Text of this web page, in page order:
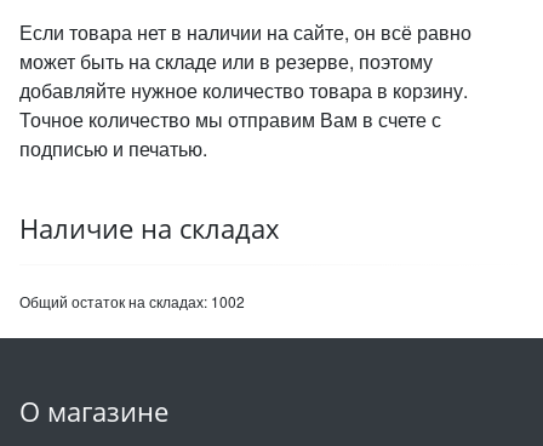
Если товара нет в наличии на сайте, он всё равно
может быть на складе или в резерве, поэтому
добавляйте нужное количество товара в корзину.
Точное количество мы отправим Вам в счете с
подписью и печатью.
Наличие на складах
Общий остаток на складах: 1002
О магазине